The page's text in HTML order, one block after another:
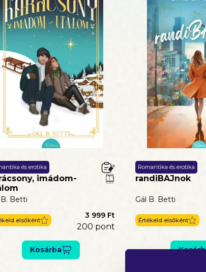
és erotika
imádom-
Betti
elsőként
3 999 Ft
200 pont
Kosárba
Romantika és erotika
randiBAJnok
Gál B. Betti
Értékeld elsőként